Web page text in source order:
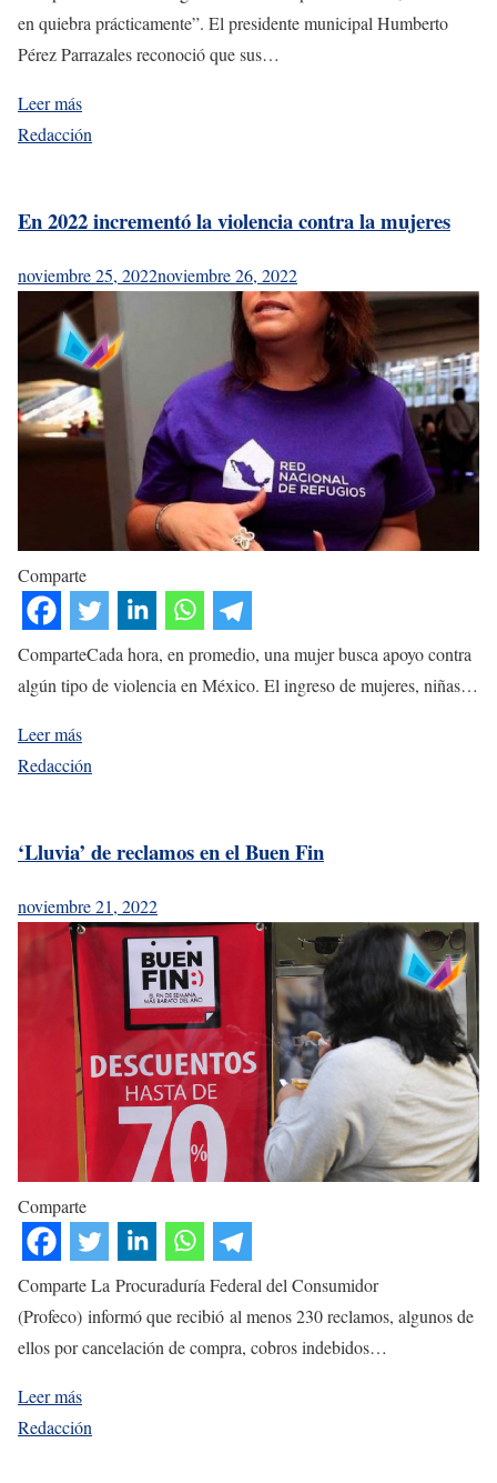
en quiebra prácticamente”. El presidente municipal Humberto
Pérez Parrazales reconoció que sus…
Leer más
Redacción
En 2022 incrementó la violencia contra la mujeres
noviembre 25, 2022noviembre 26, 2022
Comparte
ComparteCada hora, en promedio, una mujer busca apoyo contra
algún tipo de violencia en México. El ingreso de mujeres, niñas…
Leer más
Redacción
‘Lluvia’ de reclamos en el Buen Fin
noviembre 21, 2022
Comparte
Comparte La Procuraduría Federal del Consumidor
(Profeco) informó que recibió al menos 230 reclamos, algunos de
ellos por cancelación de compra, cobros indebidos…
Leer más
Redacción